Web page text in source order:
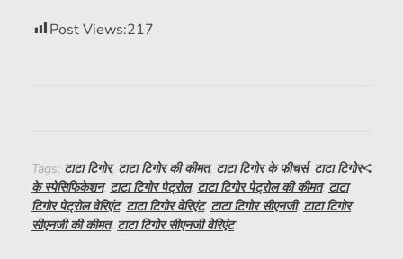
Post Views:217
Tags: टाटा टिगोर, टाटा टिगोर की कीमत, टाटा टिगोर के फीचर्स, टाटा टिगोर
के स्पेसिफिकेशन, टाटा टिगोर पेट्रोल, टाटा टिगोर पेट्रोल की कीमत, टाटा
टिगोर पेट्रोल वेरिएंट, टाटा टिगोर वेरिएंट, टाटा टिगोर सीएनजी, टाटा टिगोर
सीएनजी की कीमत, टाटा टिगोर सीएनजी वेरिएंट